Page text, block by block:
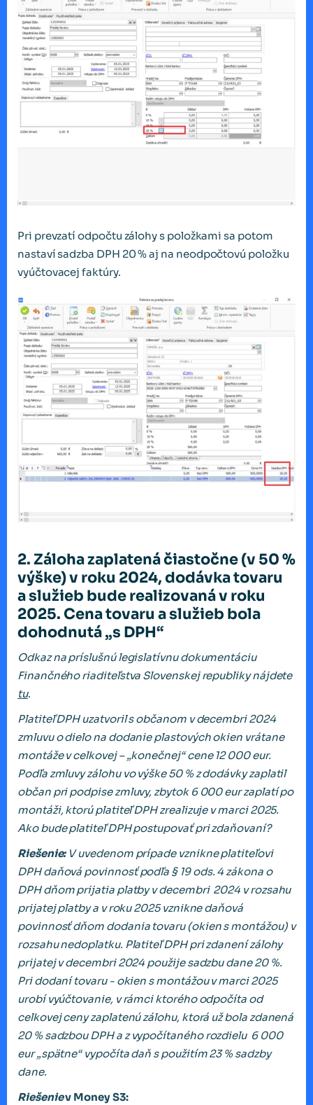
Pri prevzatí odpočtu zálohy s položkami sa potom
nastaví sadzba DPH 20 % aj na neodpočtovú položku
vyúčtovacej faktúry.
2.Záloha zaplatená čiastočne (v 50 %
výške) v roku 2024, dodávka tovaru
a služieb bude realizovaná v roku
2025. Cena tovaru a služieb bola
dohodnutá „s DPH“
Odkaz na príslušnú legislatívnu dokumentáciu
Finančného riaditeľstva Slovenskej republiky nájdete
tu.
Platiteľ DPH uzatvoril s občanom v decembri 2024
zmluvu o dielo na dodanie plastových okien vrátane
montáže v celkovej – „konečnej“ cene 12 000 eur.
Podľa zmluvy zálohu vo výške 50 % z dodávky zaplatil
občan pri podpise zmluvy, zbytok 6 000 eur zaplatí po
montáži, ktorú platiteľ DPH zrealizuje v marci 2025.
Ako bude platiteľ DPH postupovať pri zdaňovaní?
Riešenie:V uvedenom prípade vznikne platiteľovi
DPH daňová povinnosť podľa § 19 ods. 4 zákona o
DPH dňom prijatia platby v decembri 2024 v rozsahu
prijatej platby a v roku 2025 vznikne daňová
povinnosť dňom dodania tovaru (okien s montážou) v
rozsahu nedoplatku. Platiteľ DPH pri zdanení zálohy
prijatej v decembri 2024 použije sadzbu dane 20 %.
Pri dodaní tovaru - okien s montážou v marci 2025
urobí vyúčtovanie, v rámci ktorého odpočíta od
celkovej ceny zaplatenú zálohu, ktorá už bola zdanená
20 % sadzbou DPH a z vypočítaného rozdielu 6 000
eur „spätne“ vypočíta daň s použitím 23 % sadzby
dane.
Riešeniev Money S3: